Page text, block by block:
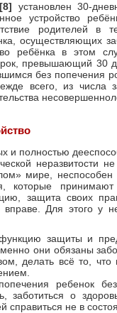
[8] установлен 30-
устройство
родителей
осуществляющих
ребёнка в этом
превышающий 30
без попечения
всего, из числа
и полностью
неразвитости
мире,
которые
защита своих
вправе. Для этого у
защиты и
они обязаны
делать всё то, что
ребенок
заботиться о
справиться не в